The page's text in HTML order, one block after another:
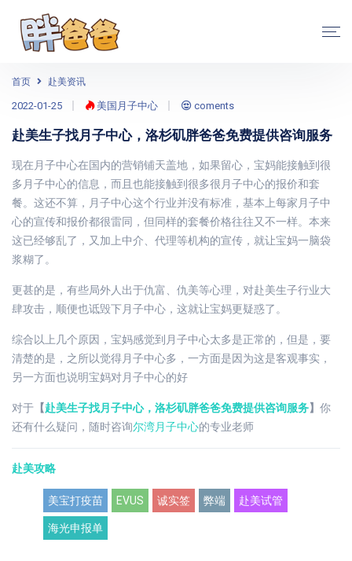
首页 赴美资讯
2022-01-25 美国月子中心 coments
赴美生子找月子中心，洛杉矶胖爸爸免费提供咨询服务
现在月子中心在国内的营销铺天盖地，如果留心，宝妈能接触到很
多月子中心的信息，而且也能接触到很多很月子中心的报价和套
餐。这还不算，月子中心这个行业并没有标准，基本上每家月子中
心的宣传和报价都很雷同，但同样的套餐价格往往又不一样。本来
这已经够乱了，又加上中介、代理等机构的宣传，就让宝妈一脑袋
浆糊了。
更甚的是，有些局外人出于仇富、仇美等心理，对赴美生子行业大
肆攻击，顺便也诋毁下月子中心，这就让宝妈更疑惑了。
综合以上几个原因，宝妈感觉到月子中心太多是正常的，但是，要
清楚的是，之所以觉得月子中心多，一方面是因为这是客观事实，
另一方面也说明宝妈对月子中心的好
对于 【赴美生子找月子中心，洛杉矶胖爸爸免费提供咨询服务】 你
还有什么疑问，随时咨询尔湾月子中心的专业老师
赴美攻略
美宝打疫苗 EVUS 诚实签 弊端 赴美试管
海光申报单